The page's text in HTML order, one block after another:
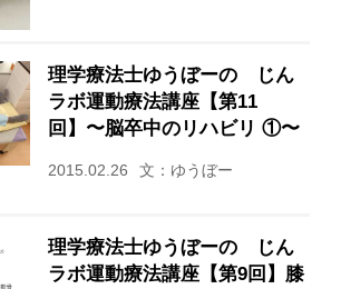
理学療法士ゆうぼーの じん
ラボ運動療法講座【第11
回】〜脳卒中のリハビリ ①〜
2015.02.26 文：ゆうぼー
理学療法士ゆうぼーの じん
ラボ運動療法講座【第9回】膝